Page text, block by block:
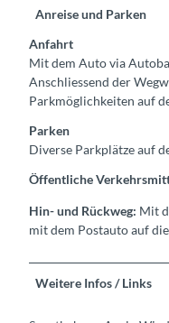
Anreise und Parken
Anfahrt
Mit dem Auto via
Anschliessend der
Parkmöglichkeiten auf
Parken
Diverse Parkplätze auf
Öffentliche
Hin- und Rückweg: Mit
mit dem Postauto auf
Weitere Infos / Links